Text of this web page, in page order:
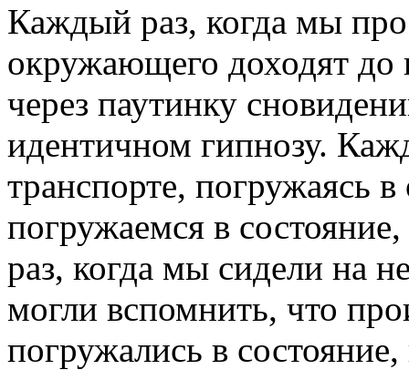
Каждый раз, когда мы
окружающего доходят до
через паутинку
идентичном гипнозу.
транспорте, погружаясь
погружаемся в
раз, когда мы сидели на
могли вспомнить, что
погружались в